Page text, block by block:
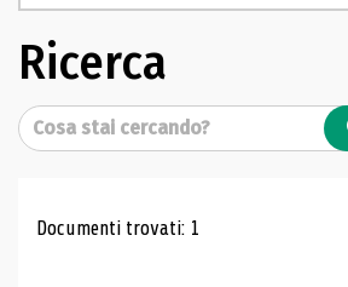
Ricerca
Cerca
Risultati di ricerca
Documenti trovati: 1